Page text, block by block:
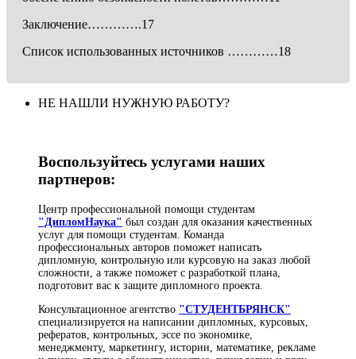
Заключение………….17
Список использованных источников …………18
НЕ НАШЛИ НУЖНУЮ РАБОТУ?
Воспользуйтесь услугами наших
партнеров:
Центр профессиональной помощи студентам
"ДипломНаука" был создан для оказания качественных
услуг для помощи студентам. Команда
профессиональных авторов поможет написать
дипломную, контрольную или курсовую на заказ любой
сложности, а также поможет с разработкой плана,
подготовит вас к защите дипломного проекта.
Консультационное агентство "СТУДЕНТБРЯНСК"
специализируется на написании дипломных, курсовых,
рефератов, контрольных, эссе по экономике,
менеджменту, маркетингу, истории, математике, рекламе